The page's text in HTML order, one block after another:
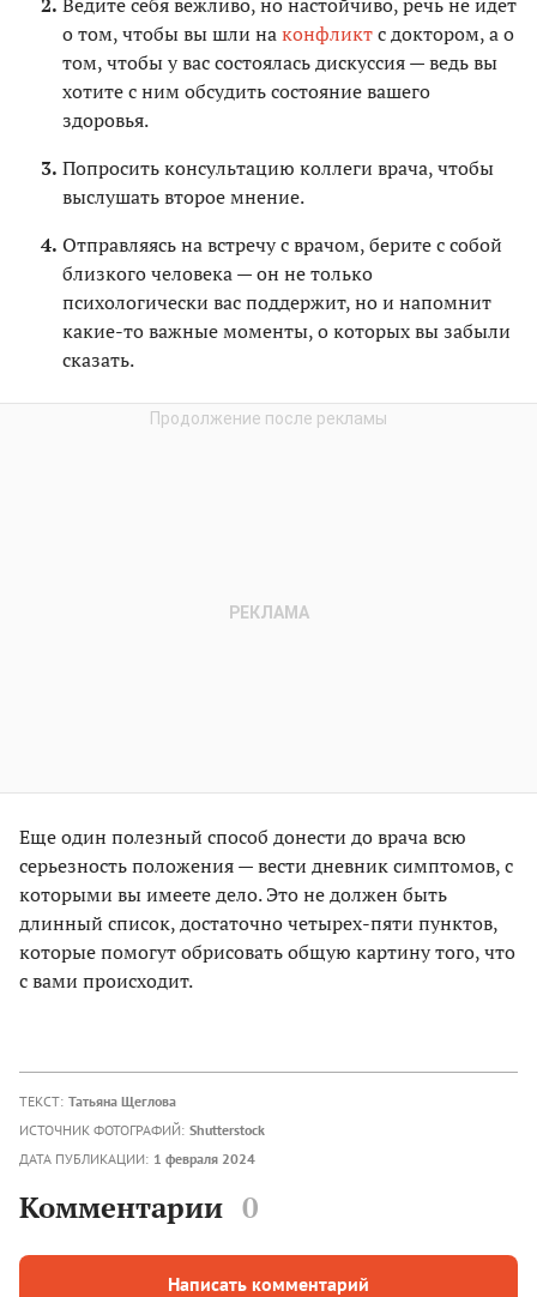
о том, чтобы вы шли наконфликтс доктором, а о
том, чтобы у вас состоялась дискуссия — ведь вы
хотите с ним обсудить состояние вашего
здоровья.
Попросить консультацию коллеги врача, чтобы
выслушать второе мнение.
Отправляясь на встречу с врачом, берите с собой
близкого человека — он не только
психологически вас поддержит, но и напомнит
какие-то важные моменты, о которых вы забыли
сказать.
Еще один полезный способ донести до врача всю
серьезность положения — вести дневник симптомов, с
которыми вы имеете дело. Это не должен быть
длинный список, достаточно четырех-пяти пунктов,
которые помогут обрисовать общую картину того, что
с вами происходит.
ТЕКСТ: Татьяна Щеглова
ИСТОЧНИК ФОТОГРАФИЙ: Shutterstock
ДАТА ПУБЛИКАЦИИ: 1 февраля 2024
Комментарии 0
Написать комментарий